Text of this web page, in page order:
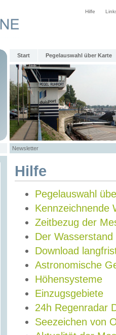
Hilfe
Start Pegelauswahl über Karte
Newsletter
Hilfe
Pegelauswahl
Kennzeichnende
Zeitbezug der
Der Wasserstand
Download
Astronomische
Höhensysteme
Einzugsgebiete
24h Regenradar
Seezeichen von